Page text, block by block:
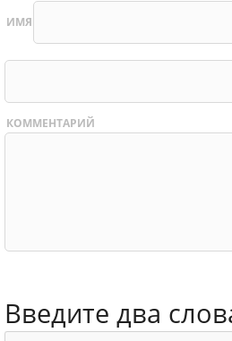
ИМЯ
КОММЕНТАРИЙ
Введите два